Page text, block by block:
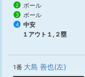
2 ボール
3 ボール
4
中安
１アウト１,２塁
1番 大島 善也(左)